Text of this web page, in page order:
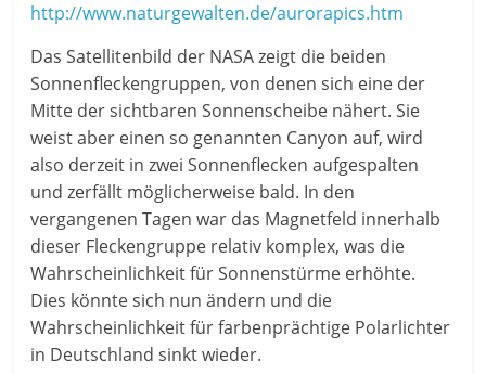
http://www.naturgewalten.de/aurorapics.htm
Das Satellitenbild der NASA zeigt die beiden
Sonnenfleckengruppen, von denen sich eine der
Mitte der sichtbaren Sonnenscheibe nähert. Sie
weist aber einen so genannten Canyon auf, wird
also derzeit in zwei Sonnenflecken aufgespalten
und zerfällt möglicherweise bald. In den
vergangenen Tagen war das Magnetfeld innerhalb
dieser Fleckengruppe relativ komplex, was die
Wahrscheinlichkeit für Sonnenstürme erhöhte.
Dies könnte sich nun ändern und die
Wahrscheinlichkeit für farbenprächtige Polarlichter
in Deutschland sinkt wieder.